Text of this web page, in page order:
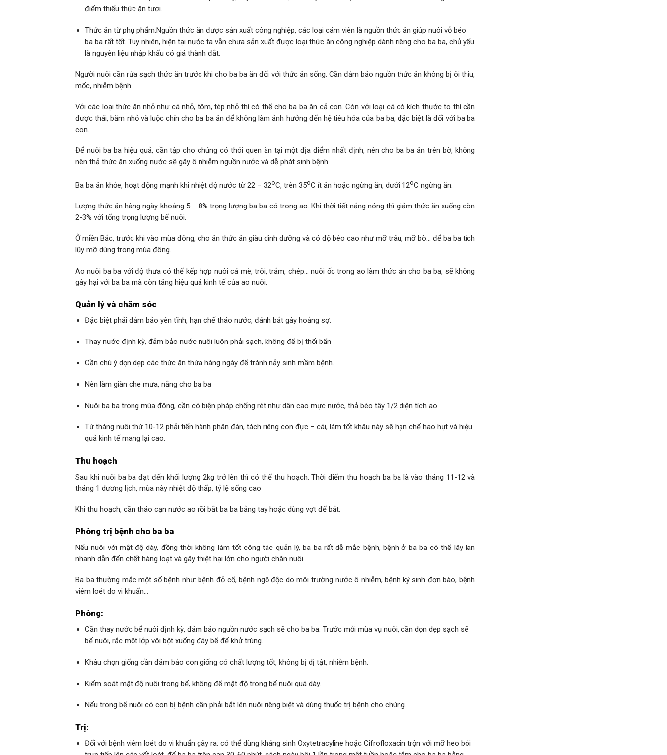
điểm thiếu thức ăn tươi.
Thức ăn từ phụ phẩm:Nguồn thức ăn được sản xuất công nghiệp, các loại cám viên là nguồn thức ăn giúp nuôi vỗ béo
ba ba rất tốt. Tuy nhiên, hiện tại nước ta vẫn chưa sản xuất được loại thức ăn công nghiệp dành riêng cho ba ba, chủ yếu
là nguyên liệu nhập khẩu có giá thành đắt.
Người nuôi cần rửa sạch thức ăn trước khi cho ba ba ăn đối với thức ăn sống. Cần đảm bảo nguồn thức ăn không bị ôi thiu,
mốc, nhiễm bệnh.
Với các loại thức ăn nhỏ như cá nhỏ, tôm, tép nhỏ thì có thể cho ba ba ăn cả con. Còn với loại cá có kích thước to thì cần
được thái, băm nhỏ và luộc chín cho ba ba ăn để không làm ảnh hưởng đến hệ tiêu hóa của ba ba, đặc biệt là đối với ba ba
con.
Để nuôi ba ba hiệu quả, cần tập cho chúng có thói quen ăn tại một địa điểm nhất định, nên cho ba ba ăn trên bờ, không
nên thả thức ăn xuống nước sẽ gây ô nhiễm nguồn nước và dễ phát sinh bệnh.
Ba ba ăn khỏe, hoạt động mạnh khi nhiệt độ nước từ 22 – 32oC, trên 35oC ít ăn hoặc ngừng ăn, dưới 12oC ngừng ăn.
Lượng thức ăn hàng ngày khoảng 5 – 8% trọng lượng ba ba có trong ao. Khi thời tiết nắng nóng thì giảm thức ăn xuống còn
2-3% với tổng trọng lượng bể nuôi.
Ở miền Bắc, trước khi vào mùa đông, cho ăn thức ăn giàu dinh dưỡng và có độ béo cao như mỡ trâu, mỡ bò… để ba ba tích
lũy mỡ dùng trong mùa đông.
Ao nuôi ba ba với độ thưa có thể kếp hợp nuôi cá mè, trôi, trắm, chép… nuôi ốc trong ao làm thức ăn cho ba ba, sẽ không
gây hại với ba ba mà còn tăng hiệu quả kinh tế của ao nuôi.
Quản lý và chăm sóc
Đặc biệt phải đảm bảo yên tĩnh, hạn chế tháo nước, đánh bắt gây hoảng sợ.
Thay nước định kỳ, đảm bảo nước nuôi luôn phải sạch, không để bị thối bẩn
Cần chú ý dọn dẹp các thức ăn thừa hàng ngày để tránh nảy sinh mầm bệnh.
Nên làm giàn che mưa, nắng cho ba ba
Nuôi ba ba trong mùa đông, cần có biện pháp chống rét như dân cao mực nước, thả bèo tây 1/2 diện tích ao.
Từ tháng nuôi thứ 10-12 phải tiến hành phân đàn, tách riêng con đực – cái, làm tốt khâu này sẽ hạn chế hao hụt và hiệu
quả kinh tế mang lại cao.
Thu hoạch
Sau khi nuôi ba ba đạt đến khối lượng 2kg trở lên thì có thể thu hoạch. Thời điểm thu hoạch ba ba là vào tháng 11-12 và
tháng 1 dương lịch, mùa này nhiệt độ thấp, tỷ lệ sống cao
Khi thu hoạch, cần tháo cạn nước ao rồi bắt ba ba bằng tay hoặc dùng vợt để bắt.
Phòng trị bệnh cho ba ba
Nếu nuôi với mật độ dày, đồng thời không làm tốt công tác quản lý, ba ba rất dễ mắc bệnh, bệnh ở ba ba có thể lây lan
nhanh dẫn đến chết hàng loạt và gây thiệt hại lớn cho người chăn nuôi.
Ba ba thường mắc một số bệnh như: bệnh đỏ cổ, bệnh ngộ độc do môi trường nước ô nhiễm, bệnh ký sinh đơn bào, bệnh
viêm loét do vi khuẩn…
Phòng:
Cần thay nước bể nuôi định kỳ, đảm bảo nguồn nước sạch sẽ cho ba ba. Trước mỗi mùa vụ nuôi, cần dọn dẹp sạch sẽ
bể nuôi, rắc một lớp vôi bột xuống đáy bể để khử trùng.
Khâu chọn giống cần đảm bảo con giống có chất lượng tốt, không bị dị tật, nhiễm bệnh.
Kiểm soát mật độ nuôi trong bể, không để mật độ trong bể nuôi quá dày.
Nếu trong bể nuôi có con bị bệnh cần phải bắt lên nuôi riêng biệt và dùng thuốc trị bệnh cho chúng.
Trị:
Đối với bệnh viêm loét do vi khuẩn gây ra: có thể dùng kháng sinh Oxytetracyline hoặc Cifrofloxacin trộn với mỡ heo bôi